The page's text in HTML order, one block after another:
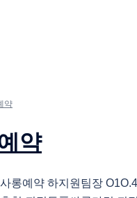
약
약
롱예약 하지원팀장